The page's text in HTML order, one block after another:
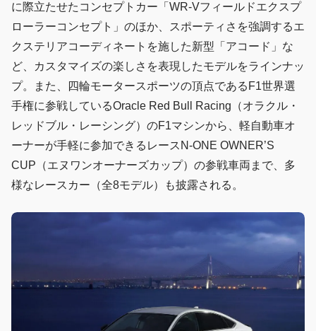
に際立たせたコンセプトカー「WR-Vフィールドエクスプ
ローラーコンセプト」のほか、スポーティさを強調するエ
クステリアコーディネートを施した新型「アコード」な
ど、カスタマイズの楽しさを表現したモデルをラインナッ
プ。また、四輪モータースポーツの頂点であるF1世界選
手権に参戦しているOracle Red Bull Racing（オラクル・
レッドブル・レーシング）のF1マシンから、軽自動車オ
ーナーが手軽に参加できるレースN-ONE OWNER’S
CUP（エヌワンオーナーズカップ）の参戦車両まで、多
様なレースカー（全8モデル）も披露される。